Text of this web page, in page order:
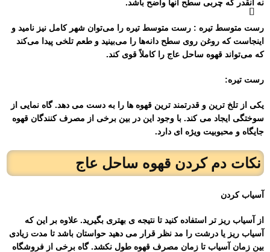
نه آنقدر که چربی سطح آنها واضح باشد.
رست متوسط ​​تیره : رست متوسط ​​تیره را می‌توان شهر کامل نیز نامید و
اینجاست که روغن روی سطح دانه‌ها را می‌بینید و طعم تلخی پیدا می‌کند
که می‌تواند قهوه ساحل عاج را کاملاً قوی کند.
رست تیره:
یکی از تلخ ترین و قدرتمند ترین قهوه ها را به دست می دهد. گاه نمایی از
سوختگی ایجاد می کند. با وجود این در بین برخی از مصرف کنندگان قهوه
جایگاه و محبوبیت ویژه ای دارد.
نکات دم کردن قهوه ساحل عاج
آسیاب کردن
از آسیاب ریز تر استفاده کنید تا نتیجه ی بهتری بگیرید. علاوه بر این که
آسیاب ریز یا درشت را مد نظر قرار می دهید حواستان باشد تا مدت زیادی
بین زمان آسیاب تا زمان مصرف قهوه طول نکشد. گاه برخی از فروشگاه